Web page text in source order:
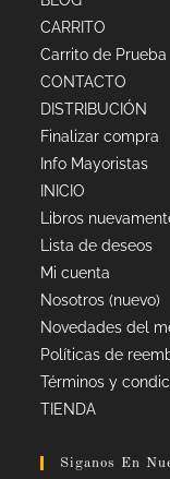
CARRITO
Carrito de Prueba
CONTACTO
DISTRIBUCIÓN
Finalizar compra
Info Mayoristas
INICIO
Libros
Lista de deseos
Mi cuenta
Nosotros (nuevo)
Novedades del
Políticas de
Términos y
TIENDA
Siganos En